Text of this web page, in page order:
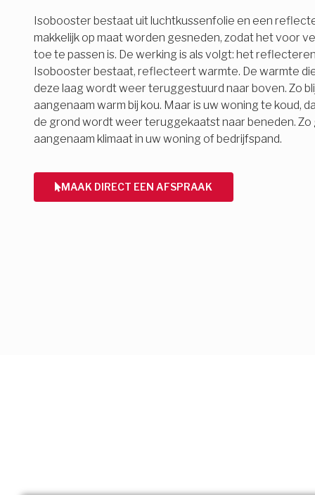
Isobooster bestaat uit luchtkussenfolie en een
makkelijk op maat worden gesneden, zodat het voor
toe te passen is. De werking is als volgt: het
Isobooster bestaat, reflecteert warmte. De warmte
deze laag wordt weer teruggestuurd naar boven. Zo
aangenaam warm bij kou. Maar is uw woning te koud,
de grond wordt weer teruggekaatst naar beneden. Zo
aangenaam klimaat in uw woning of bedrijfspand.
MAAK DIRECT EEN AFSPRAAK